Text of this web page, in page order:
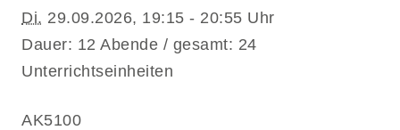
Di. 29.09.2026, 19:15 - 20:55 Uhr
Dauer: 12 Abende / gesamt: 24
Unterrichtseinheiten
AK5100